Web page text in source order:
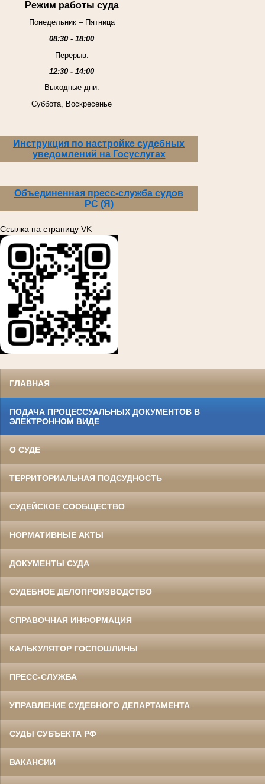
Режим работы суда
Понедельник – Пятница
08:30 - 18:00
Перерыв:
12:30 - 14:00
Выходные дни:
Суббота, Воскресенье
Инструкция по настройке судебных
уведомлений на Госуслугах
Объединенная пресс-служба судов
РС (Я)
Ссылка на страницу VK
ГЛАВНАЯ
ПОДАЧА ПРОЦЕССУАЛЬНЫХ ДОКУМЕНТОВ В
ЭЛЕКТРОННОМ ВИДЕ
О СУДЕ
ТЕРРИТОРИАЛЬНАЯ ПОДСУДНОСТЬ
СУДЕЙСКОЕ СООБЩЕСТВО
НОРМАТИВНЫЕ АКТЫ
ДОКУМЕНТЫ СУДА
СУДЕБНОЕ ДЕЛОПРОИЗВОДСТВО
СПРАВОЧНАЯ ИНФОРМАЦИЯ
КАЛЬКУЛЯТОР ГОСПОШЛИНЫ
ПРЕСС-СЛУЖБА
УПРАВЛЕНИЕ СУДЕБНОГО ДЕПАРТАМЕНТА
СУДЫ СУБЪЕКТА РФ
ВАКАНСИИ